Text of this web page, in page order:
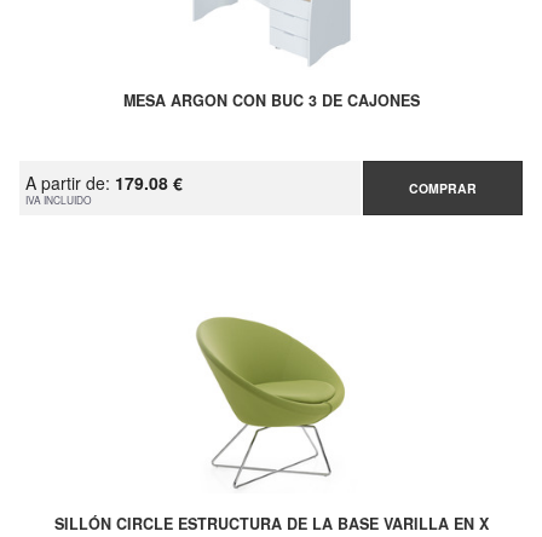
MESA ARGON CON BUC 3 DE CAJONES
A partir de: 179.08 €
IVA INCLUIDO
COMPRAR
SILLÓN CIRCLE ESTRUCTURA DE LA BASE VARILLA EN X